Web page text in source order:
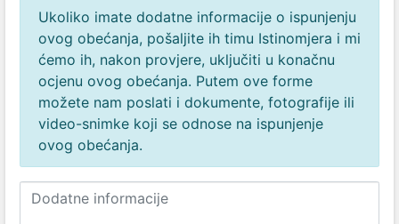
Ukoliko imate dodatne informacije o ispunjenju
ovog obećanja, pošaljite ih timu Istinomjera i mi
ćemo ih, nakon provjere, uključiti u konačnu
ocjenu ovog obećanja. Putem ove forme
možete nam poslati i dokumente, fotografije ili
video-snimke koji se odnose na ispunjenje
ovog obećanja.